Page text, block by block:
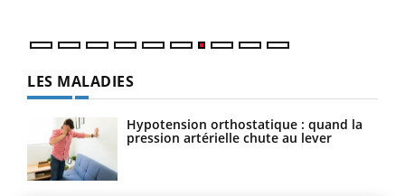
LES MALADIES
Hypotension orthostatique : quand la
pression artérielle chute au lever